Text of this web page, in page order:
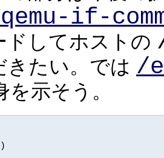
if-
ドしてホストの
きたい。では /
示そう。